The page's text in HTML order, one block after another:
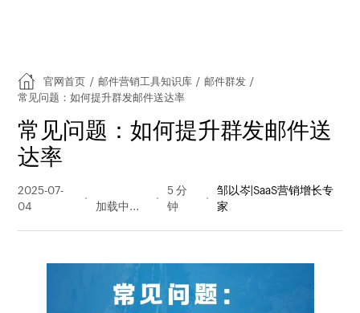
官网首页 / 邮件营销工具知识库 / 邮件群发 /
常见问题：如何提升群发邮件送达率
常见问题：如何提升群发邮件送
达率
2025-07-
04
量
5 分
钟
邹以岑|SaaS营销增长专
家